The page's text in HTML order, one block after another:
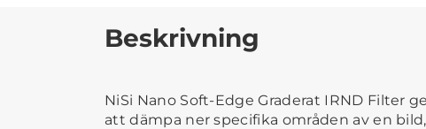
Beskrivning
NiSi Nano Soft-Edge Graderat IRND Filter
att dämpa ner specifika områden av en